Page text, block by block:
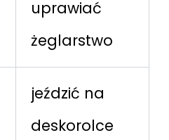
uprawiać
żeglarstwo
jeździć na
deskorolce